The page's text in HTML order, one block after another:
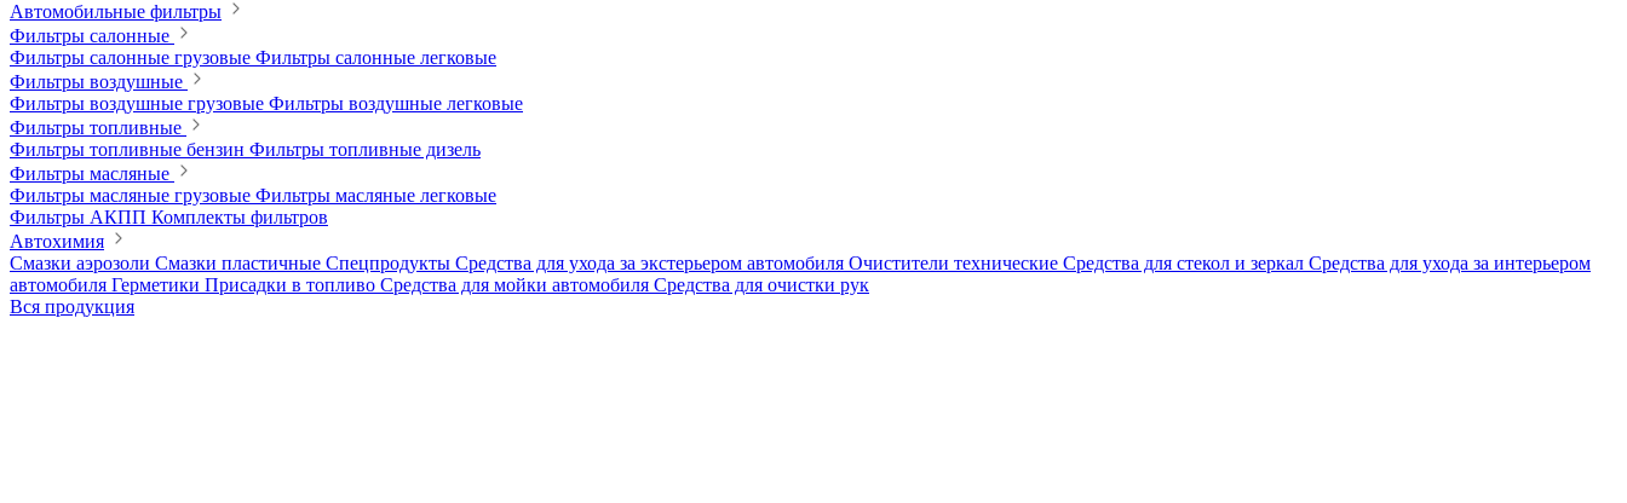
Автомобильные фильтры
Фильтры салонные
Фильтры салонные грузовые Фильтры салонные легковые
Фильтры воздушные
Фильтры воздушные грузовые Фильтры воздушные легковые
Фильтры топливные
Фильтры топливные бензин Фильтры топливные дизель
Фильтры масляные
Фильтры масляные грузовые Фильтры масляные легковые
Фильтры АКПП Комплекты фильтров
Автохимия
Смазки аэрозоли Смазки пластичные Спецпродукты Средства для ухода за экстерьером автомобиля Очистители технические Средства для стекол и зеркал Средства для ухода за интерьером
автомобиля Герметики Присадки в топливо Средства для мойки автомобиля Средства для очистки рук
Вся продукция